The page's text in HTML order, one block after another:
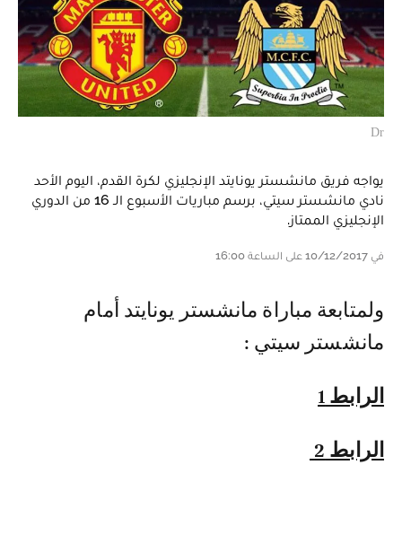
Dr
يواجه فريق مانشستر يونايتد الإنجليزي لكرة القدم، اليوم الأحد
نادي مانشستر سيتي، برسم مباريات الأسبوع الـ 16 من الدوري
الإنجليزي الممتاز.
في 10/12/2017 على الساعة 16:00
ولمتابعة مباراة مانشستر يونايتد أمام
مانشستر سيتي :
الرابط 1
الرابط 2